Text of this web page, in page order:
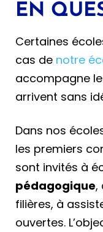
EN
Certaines
cas de notre
accompagne
arrivent sans
Dans nos
les premiers
sont invités à
pédagogique,
filières, à
ouvertes.